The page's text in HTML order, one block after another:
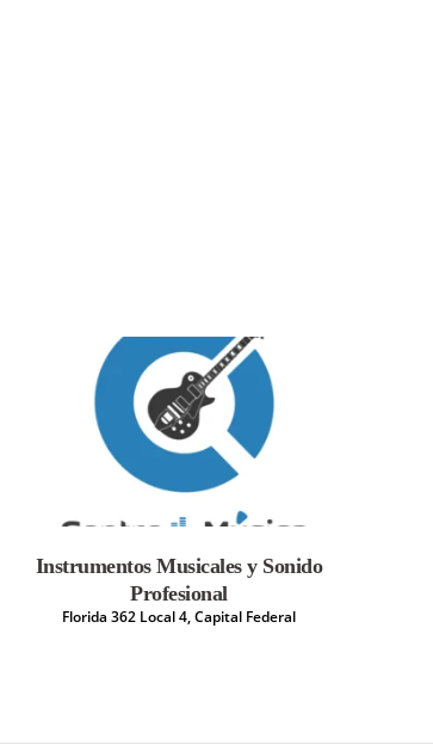
Instrumentos Musicales y Sonido
Profesional
Florida 362 Local 4, Capital Federal